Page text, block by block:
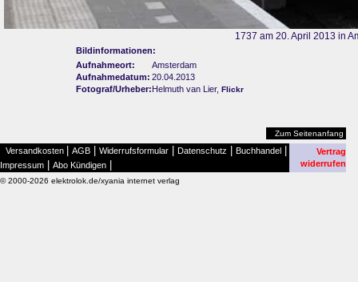
1737 am 20. April 2013 in
Bildinformationen:
Aufnahmeort:
Amsterdam
Aufnahmedatum: 20.04.2013
Fotograf/Urheber:Helmuth van Lier, Flickr
Zum Seitenanfang
Versandkosten AGB Widerrufsformular Datenschutz Buchhandel
Impressum Abo Kündigen
Vertrag
widerrufen
© 2000-2026 elektrolok.de/xyania internet verlag